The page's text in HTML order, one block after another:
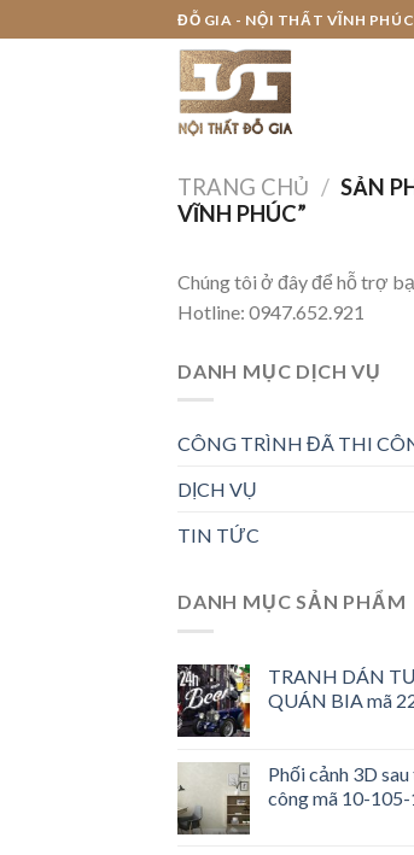
to
ĐỖ GIA - NỘI THẤT VĨNH PHÚC
TRANG CHỦ / SẢN
VĨNH PHÚC”
Chúng tôi ở đây để hỗ trợ
Hotline: 0947.652.921
DANH MỤC DỊCH VỤ
CÔNG TRÌNH ĐÃ THI
DỊCH VỤ
TIN TỨC
DANH MỤC SẢN PHẨM
TRANH DÁN
QUÁN BIA mã
Phối cảnh 3D
công mã 10-105-